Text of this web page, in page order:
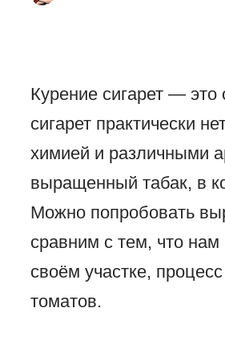
Курение сигарет —
сигарет практически
химией и различными
выращенный табак, в
Можно попробовать
сравним с тем, что
своём участке,
томатов.